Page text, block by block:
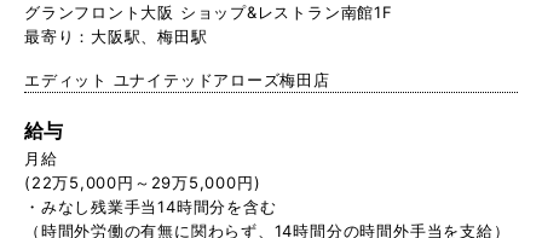
グランフロント大阪 ショップ&レストラン南館1F
最寄り：大阪駅、梅田駅
エディット ユナイテッドアローズ梅田店
給与
月給
(22万5,000円～29万5,000円)
・みなし残業手当14時間分を含む
（時間外労働の有無に関わらず、14時間分の時間外手当を支給）